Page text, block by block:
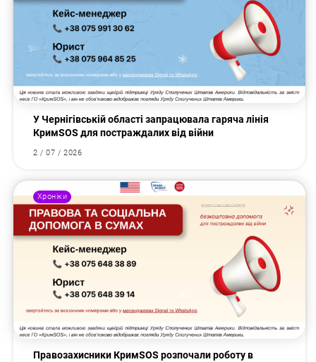
У Чернігівській області запрацювала гаряча лінія
КримSOS для постраждалих від війни
2 / 07 / 2026
Хроніки
Правозахисники КримSOS розпочали роботу в